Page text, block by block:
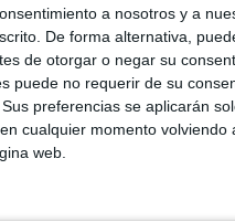
a nosotros y a
De forma alternativa,
de otorgar o negar su
puede no requerir de su
preferencias se aplicarán
cualquier momento
web.
una tosta hecha con una
Y BACALAO